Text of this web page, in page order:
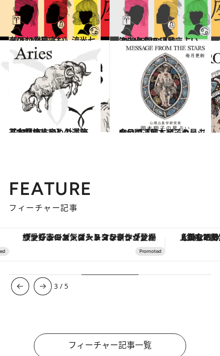
2026.7.29
《ほかの星座も》流光七奈の12星座占い
占い 2023.12.16
流光七奈の12星座占い 2024年間の運勢
占い
2021.12.1
【12星座占い】牡羊座（おひつじ座）の運勢、基本性格まとめ
占い 2026.7.31
今月の運勢＆メッセージを公開「岡本翔子の星占い」
占い
FEATURE
フィーチャー記事
ヴァシュロン・コンスタンタン「オーヴァーシーズ・オートマティック」。旅愛好家のお気に入りコレクションから、ジェンダーレスな新作が登場 【銀座で出合う最旬美容】美髪ケアや上質
3 / 5
フィーチャー記事一覧